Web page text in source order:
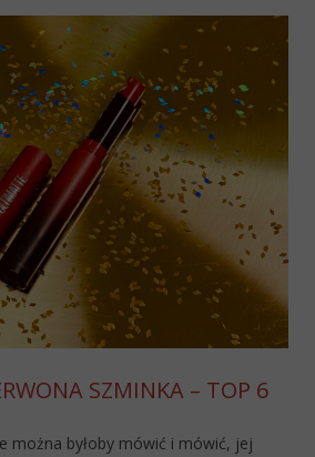
SZMINKA – TOP 6
można byłoby mówić i mówić, jej